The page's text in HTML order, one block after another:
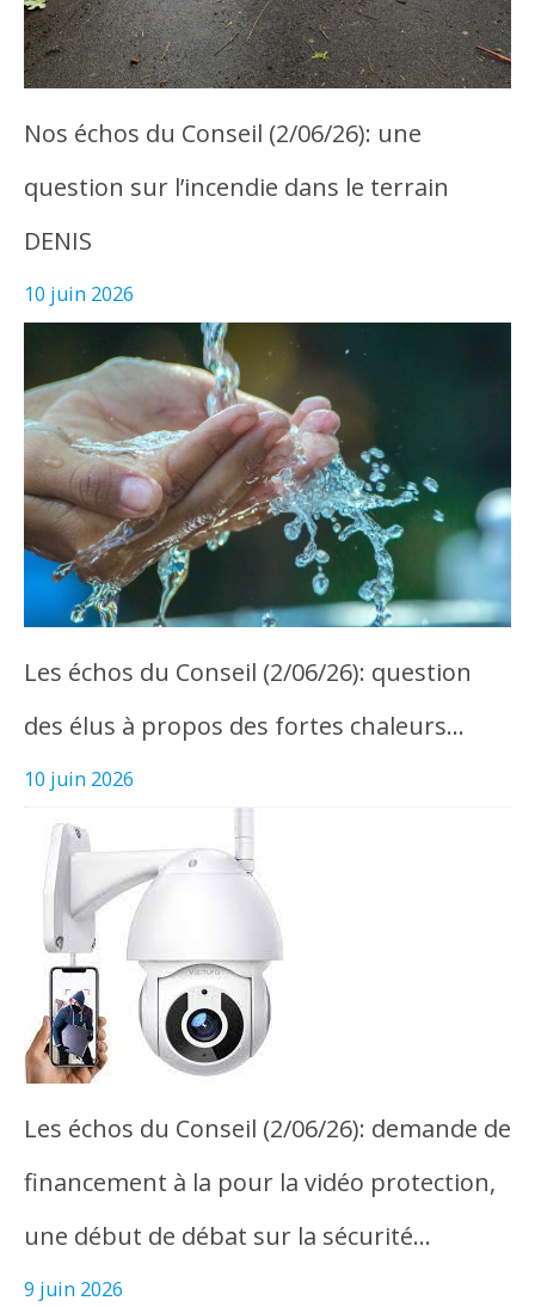
Nos échos du Conseil (2/06/26): une
question sur l’incendie dans le terrain
DENIS
10 juin 2026
Les échos du Conseil (2/06/26): question
des élus à propos des fortes chaleurs…
10 juin 2026
Les échos du Conseil (2/06/26): demande de
financement à la pour la vidéo protection,
une début de débat sur la sécurité…
9 juin 2026